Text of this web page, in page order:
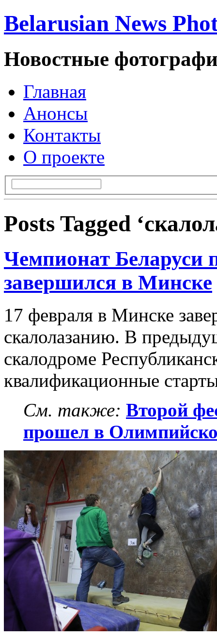
Belarusian News
Новостные
Главная
Анонсы
Контакты
О проекте
Posts Tagged
Чемпионат Беларуси
завершился в Минске
17 февраля в Минске
скалолазанию. В
скалодроме
квалификационные
См. также: Второй
прошел в